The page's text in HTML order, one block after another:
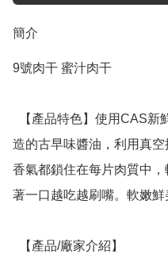
簡介
9號肉干 蜜汁肉干
造的古早味醬油，利用真
香氣都鎖住在每片肉質中
著一口越吃越刷嘴。軟嫩